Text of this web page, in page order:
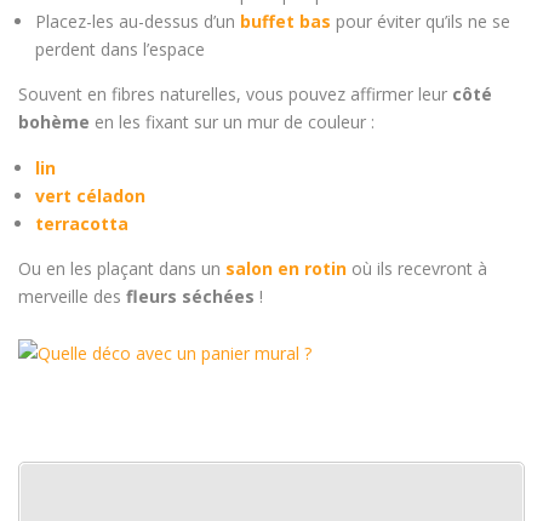
Placez-les au-dessus d’un buffet bas pour éviter qu’ils ne se
perdent dans l’espace
Souvent en fibres naturelles, vous pouvez affirmer leur côté
bohème en les fixant sur un mur de couleur :
lin
vert céladon
terracotta
Ou en les plaçant dans un salon en rotin où ils recevront à
merveille des fleurs séchées !